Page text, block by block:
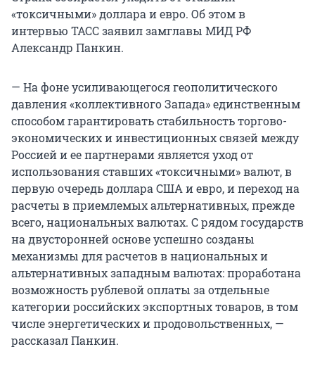
«токсичными» доллара и евро. Об этом в
интервью ТАСС заявил замглавы МИД РФ
Александр Панкин.
— На фоне усиливающегося геополитического
давления «коллективного Запада» единственным
способом гарантировать стабильность торгово-
экономических и инвестиционных связей между
Россией и ее партнерами является уход от
использования ставших «токсичными» валют, в
первую очередь доллара США и евро, и переход на
расчеты в приемлемых альтернативных, прежде
всего, национальных валютах. С рядом государств
на двусторонней основе успешно созданы
механизмы для расчетов в национальных и
альтернативных западным валютах: проработана
возможность рублевой оплаты за отдельные
категории российских экспортных товаров, в том
числе энергетических и продовольственных, —
рассказал Панкин.